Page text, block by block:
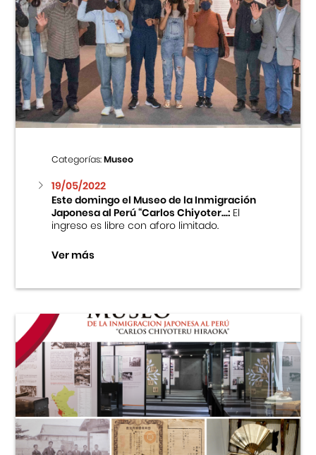
Categorías:Museo
19/05/2022
Este domingo el Museo de la Inmigración
Japonesa al Perú “Carlos Chiyoter...:El
ingreso es libre con aforo limitado.
Ver más